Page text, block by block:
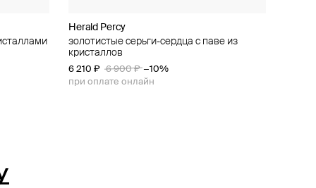
Herald Percy
золотистые серьги-сердца с паве из
кристаллов
6 210 ₽ 6 900 ₽ −10%
при оплате онлайн
Aloud
золотистые серьги-кольца
6 210 ₽ 6 900 ₽
при оплате онлайн
Aloud
позолоченные двойные серьги-колечки
8 010 ₽ 8 900 ₽
при оплате онлайн
Aloud
базовые золотистые хупы
6 840 ₽ 7 600 ₽
при оплате онлайн